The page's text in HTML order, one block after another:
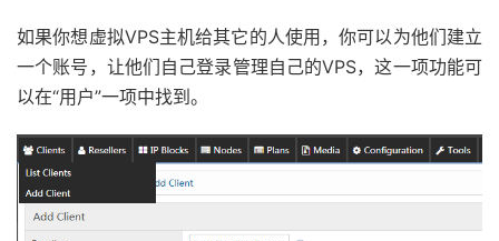
如果你想虚拟VPS主机给其它的人使用，你可以为他们建立
一个账号，让他们自己登录管理自己的VPS，这一项功能可
以在“用户”一项中找到。